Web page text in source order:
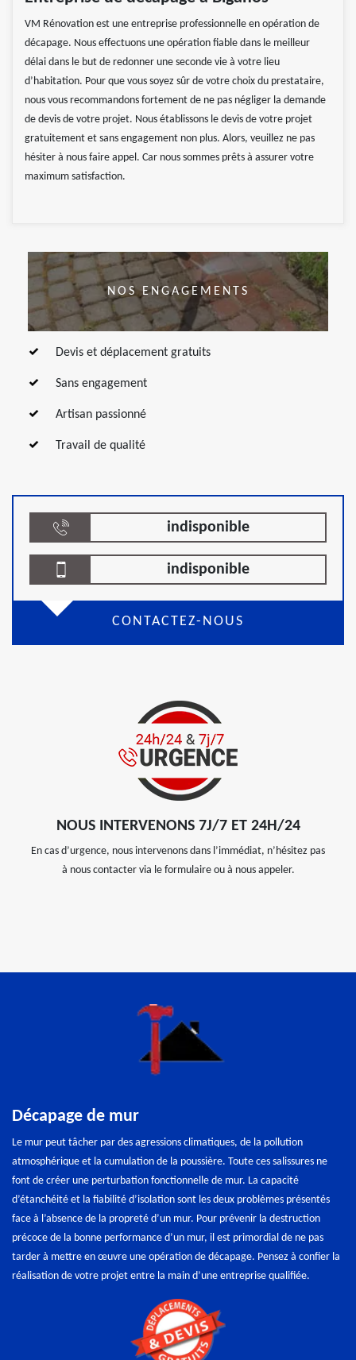
VM Rénovation est une entreprise professionnelle en opération de
décapage. Nous effectuons une opération fiable dans le meilleur
délai dans le but de redonner une seconde vie à votre lieu
d’habitation. Pour que vous soyez sûr de votre choix du prestataire,
nous vous recommandons fortement de ne pas négliger la demande
de devis de votre projet. Nous établissons le devis de votre projet
gratuitement et sans engagement non plus. Alors, veuillez ne pas
hésiter à nous faire appel. Car nous sommes prêts à assurer votre
maximum satisfaction.
NOS ENGAGEMENTS
Devis et déplacement gratuits
Sans engagement
Artisan passionné
Travail de qualité
indisponible
indisponible
CONTACTEZ-NOUS
NOUS INTERVENONS 7J/7 ET 24H/24
En cas d’urgence, nous intervenons dans l’immédiat, n’hésitez pas
à nous contacter via le formulaire ou à nous appeler.
Décapage de mur
Le mur peut tâcher par des agressions climatiques, de la pollution
atmosphérique et la cumulation de la poussière. Toute ces salissures ne
font de créer une perturbation fonctionnelle de mur. La capacité
d’étanchéité et la fiabilité d’isolation sont les deux problèmes présentés
face à l’absence de la propreté d’un mur. Pour prévenir la destruction
précoce de la bonne performance d’un mur, il est primordial de ne pas
tarder à mettre en œuvre une opération de décapage. Pensez à confier la
réalisation de votre projet entre la main d’une entreprise qualifiée.